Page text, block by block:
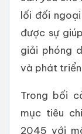
lối đối
được sự
giải phóng
và phát
Trong bối
mục tiêu
2045 với